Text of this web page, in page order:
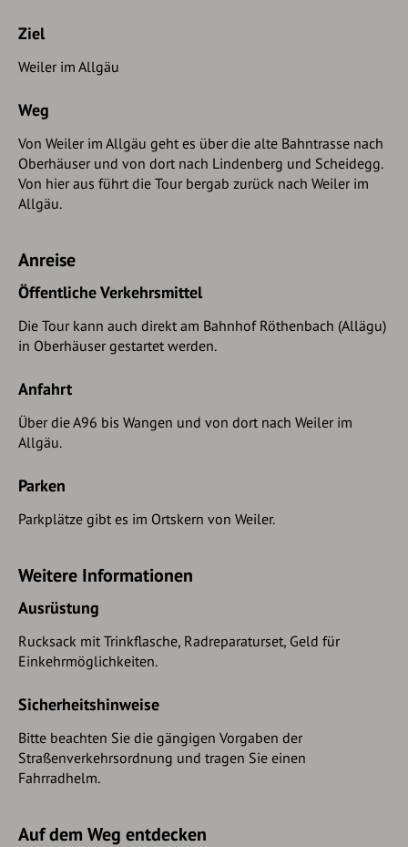
Ziel
Weiler im Allgäu
Weg
Von Weiler im Allgäu geht es über die alte Bahntrasse nach
Oberhäuser und von dort nach Lindenberg und Scheidegg.
Von hier aus führt die Tour bergab zurück nach Weiler im
Allgäu.
Anreise
Öffentliche Verkehrsmittel
Die Tour kann auch direkt am Bahnhof Röthenbach (Allägu)
in Oberhäuser gestartet werden.
Anfahrt
Über die A96 bis Wangen und von dort nach Weiler im
Allgäu.
Parken
Parkplätze gibt es im Ortskern von Weiler.
Weitere Informationen
Ausrüstung
Rucksack mit Trinkflasche, Radreparaturset, Geld für
Einkehrmöglichkeiten.
Sicherheitshinweise
Bitte beachten Sie die gängigen Vorgaben der
Straßenverkehrsordnung und tragen Sie einen
Fahrradhelm.
Auf dem Weg entdecken